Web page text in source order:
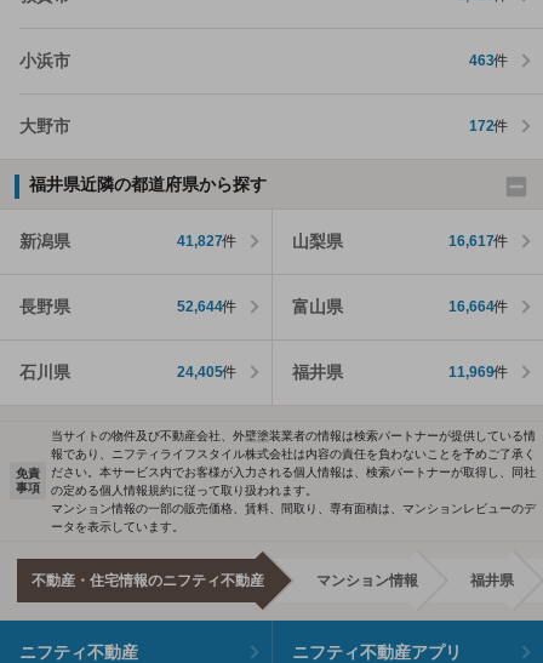
小浜市 463件
大野市 172件
福井県近隣の都道府県から探す
新潟県 41,827件 山梨県 16,617件
長野県 52,644件 富山県 16,664件
石川県 24,405件 福井県 11,969件
免責
事項
当サイトの物件及び不動産会社、外壁塗装業者の情報は検索パートナーが提供している情
報であり、ニフティライフスタイル株式会社は内容の責任を負わないことを予めご了承く
ださい。本サービス内でお客様が入力される個人情報は、検索パートナーが取得し、同社
の定める個人情報規約に従って取り扱われます。
マンション情報の一部の販売価格、賃料、間取り、専有面積は、マンションレビューのデ
ータを表示しています。
不動産・住宅情報のニフティ不動産 マンション情報 福井県
ニフティ不動産 ニフティ不動産アプリ